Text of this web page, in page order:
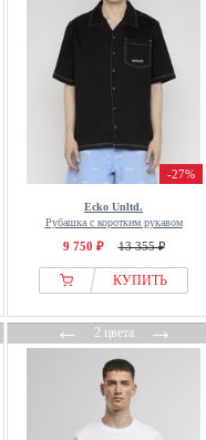
-27%
Ecko Unltd.
Рубашка с коротким рукавом
9 750 ₽ 13 355 ₽
КУПИТЬ
←2 цвета→